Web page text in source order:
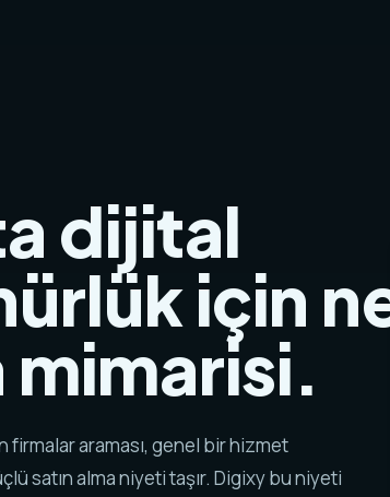
dijital
için
mimarisi.
firmalar araması, genel bir hizmet
satın alma niyeti taşır. Digixy bu niyeti